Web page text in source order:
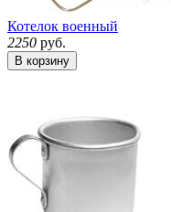
Котелок военный
2250 руб.
В корзину